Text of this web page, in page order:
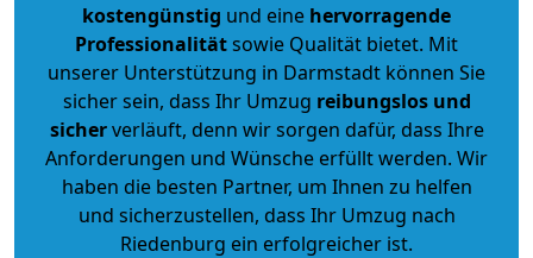
kostengünstig und eine hervorragende
Professionalitätsowie Qualität bietet. Mit
unserer Unterstützung in Darmstadt können Sie
sicher sein, dass Ihr Umzug reibungslos und
sicherverläuft, denn wir sorgen dafür, dass Ihre
Anforderungen und Wünsche erfüllt werden. Wir
haben die besten Partner, um Ihnen zu helfen
und sicherzustellen, dass Ihr Umzug nach
Riedenburg ein erfolgreicher ist.